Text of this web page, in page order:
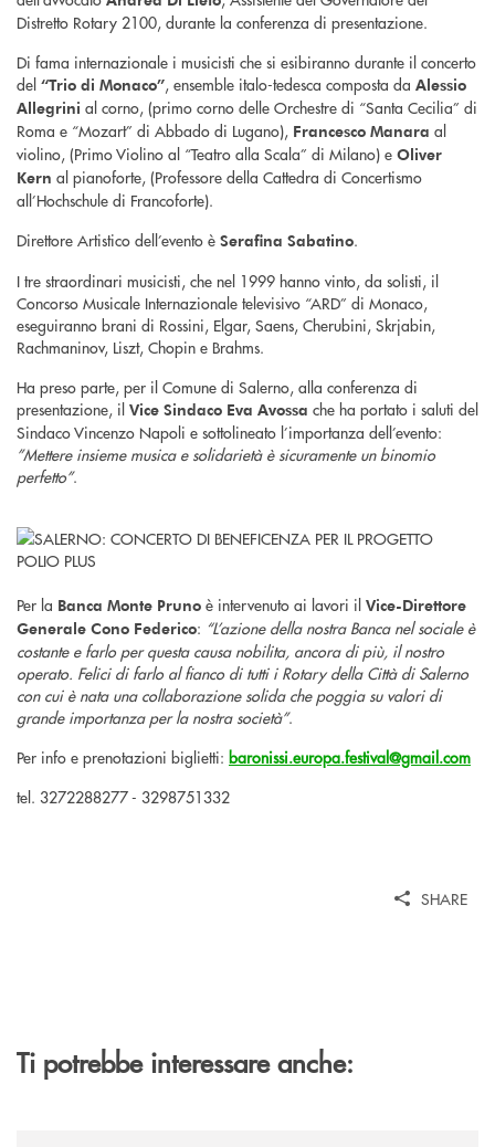
Distretto Rotary 2100, durante la conferenza di presentazione.
Di fama internazionale i musicisti che si esibiranno durante il concerto
del “Trio di Monaco”, ensemble italo-tedesca composta da Alessio
Allegrini al corno, (primo corno delle Orchestre di “Santa Cecilia” di
Roma e “Mozart” di Abbado di Lugano), Francesco Manara al
violino, (Primo Violino al “Teatro alla Scala” di Milano) e Oliver
Kern al pianoforte, (Professore della Cattedra di Concertismo
all’Hochschule di Francoforte).
Direttore Artistico dell’evento è Serafina Sabatino.
I tre straordinari musicisti, che nel 1999 hanno vinto, da solisti, il
Concorso Musicale Internazionale televisivo “ARD” di Monaco,
eseguiranno brani di Rossini, Elgar, Saens, Cherubini, Skrjabin,
Rachmaninov, Liszt, Chopin e Brahms.
Ha preso parte, per il Comune di Salerno, alla conferenza di
presentazione, il Vice Sindaco Eva Avossa che ha portato i saluti del
Sindaco Vincenzo Napoli e sottolineato l’importanza dell’evento:
”Mettere insieme musica e solidarietà è sicuramente un binomio
perfetto”.
Per la Banca Monte Pruno è intervenuto ai lavori il Vice-Direttore
Generale Cono Federico: “L’azione della nostra Banca nel sociale è
costante e farlo per questa causa nobilita, ancora di più, il nostro
operato. Felici di farlo al fianco di tutti i Rotary della Città di Salerno
con cui è nata una collaborazione solida che poggia su valori di
grande importanza per la nostra società”.
Per info e prenotazioni biglietti: baronissi.europa.festival@gmail.com
tel. 3272288277 - 3298751332
SHARE
Ti potrebbe interessare anche: